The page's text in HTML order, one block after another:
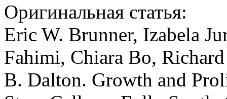
Оригинальная статья:
Eric W. Brunner, Izabela
Fahimi, Chiara Bo,
B. Dalton. Growth and